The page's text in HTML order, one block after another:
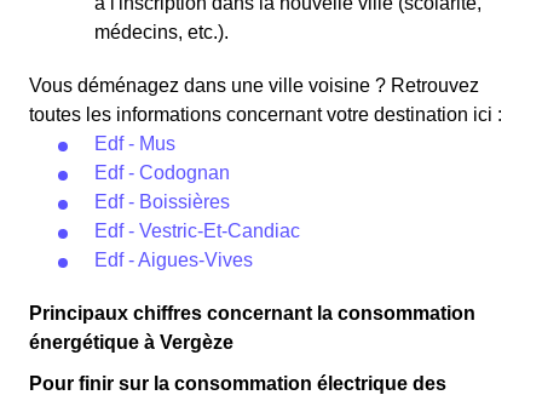
médecins, etc.).
Vous déménagez dans une ville voisine ? Retrouvez
toutes les informations concernant votre destination ici :
Edf - Mus
Edf - Codognan
Edf - Boissières
Edf - Vestric-Et-Candiac
Edf - Aigues-Vives
Principaux chiffres concernant la consommation
énergétique à Vergèze
Pour finir sur la consommation électrique des